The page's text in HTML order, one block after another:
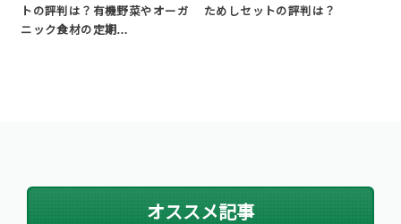
トの評判は？有機野菜やオーガ
ニック食材の定期…
ためしセットの評判は？
オススメ記事